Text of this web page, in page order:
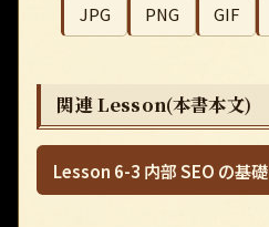
JPG PNG GIF
関連 Lesson(本書本文)
Lesson 6-3 内部 SEO の基礎